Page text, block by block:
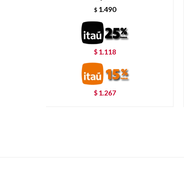
$ 1.490
$ 1.118
$ 1.267